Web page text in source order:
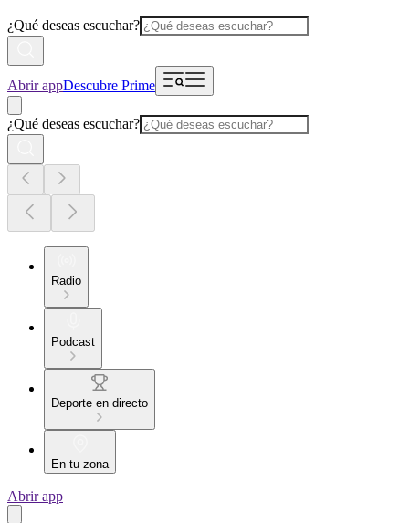
¿Qué deseas escuchar?
Abrir appDescubre Prime
¿Qué deseas escuchar?
Radio
Podcast
Deporte en directo
En tu zona
Abrir app